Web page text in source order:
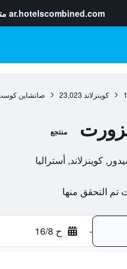
ar.hotelscombined.com
كوينزلاند 23,023 صانشاين
منتجع
- ح 16/8